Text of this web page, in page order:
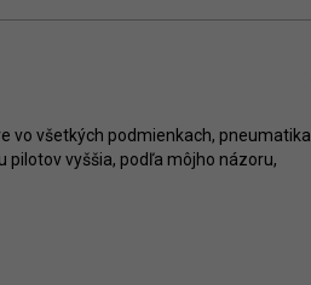
vo všetkých podmienkach, pneumatika
pilotov vyššia, podľa môjho názoru,